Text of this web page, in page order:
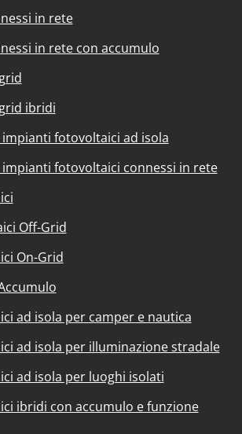
in rete
in rete con accumulo
ibridi
fotovoltaici ad isola
fotovoltaici connessi in rete
Off-Grid
On-Grid
ad isola per camper e nautica
ad isola per illuminazione stradale
ad isola per luoghi isolati
ibridi con accumulo e funzione